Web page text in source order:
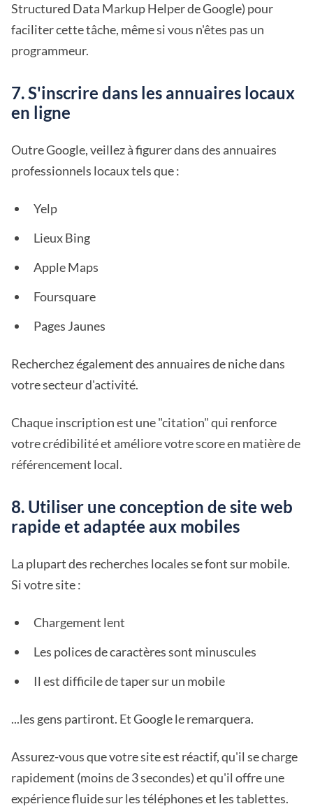
Structured Data Markup Helper de Google) pour
faciliter cette tâche, même si vous n'êtes pas un
programmeur.
7. S'inscrire dans les annuaires locaux
en ligne
Outre Google, veillez à figurer dans des annuaires
professionnels locaux tels que :
Yelp
Lieux Bing
Apple Maps
Foursquare
Pages Jaunes
Recherchez également des annuaires de niche dans
votre secteur d'activité.
Chaque inscription est une "citation" qui renforce
votre crédibilité et améliore votre score en matière de
référencement local.
8. Utiliser une conception de site web
rapide et adaptée aux mobiles
La plupart des recherches locales se font sur mobile.
Si votre site :
Chargement lent
Les polices de caractères sont minuscules
Il est difficile de taper sur un mobile
...les gens partiront. Et Google le remarquera.
Assurez-vous que votre site est réactif, qu'il se charge
rapidement (moins de 3 secondes) et qu'il offre une
expérience fluide sur les téléphones et les tablettes.